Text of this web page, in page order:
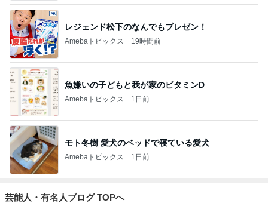
レジェンド松下のなんでもプレゼン！
Amebaトピックス 19時間前
魚嫌いの子どもと我が家のビタミンD
Amebaトピックス 1日前
モト冬樹 愛犬のベッドで寝ている愛犬
Amebaトピックス 1日前
芸能人・有名人ブログ TOPへ